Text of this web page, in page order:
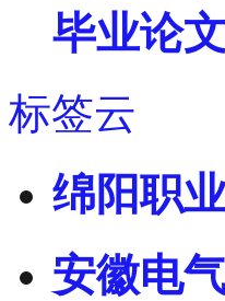
毕业论文
标签云
绵阳职
安徽电